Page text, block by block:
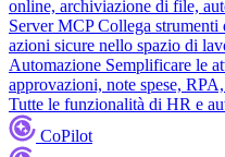
online, archiviazione di file,
Server MCP Collega strumenti
azioni sicure nello spazio di
Automazione Semplificare le
approvazioni, note spese,
Tutte le funzionalità di HR e
CoPilot